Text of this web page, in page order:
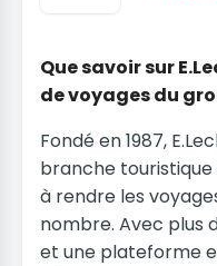
Que savoir sur
de voyages du
Fondé en 1987,
branche touristique
à rendre les
nombre. Avec plus
et une plateforme